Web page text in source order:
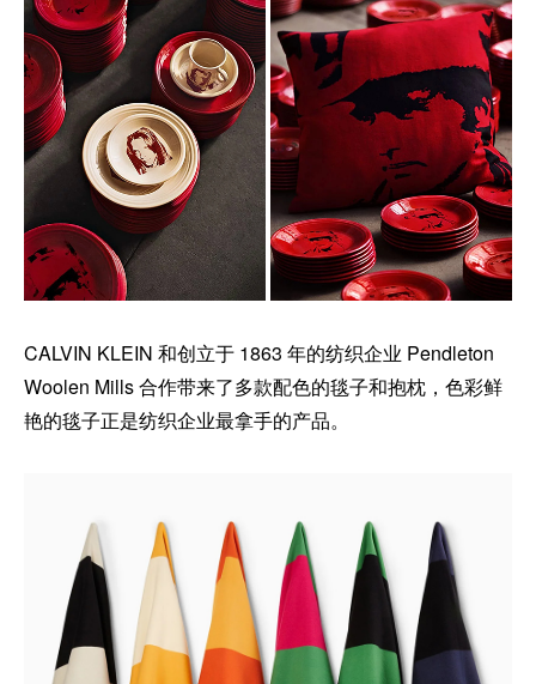
CALVIN KLEIN 和创立于 1863 年的纺织企业 Pendleton
Woolen Mills 合作带来了多款配色的毯子和抱枕，色彩鲜
艳的毯子正是纺织企业最拿手的产品。